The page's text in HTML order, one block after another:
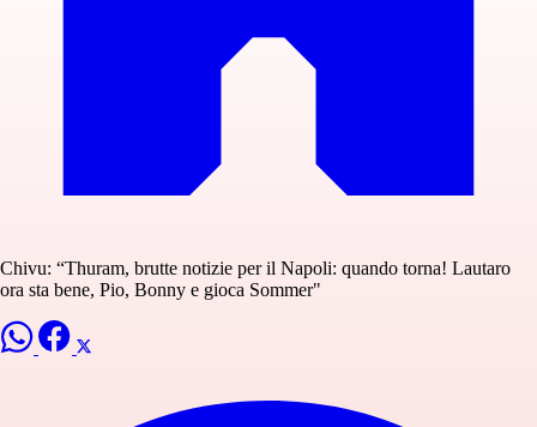
Chivu: “Thuram, brutte notizie per il Napoli: quando torna! Lautaro
ora sta bene, Pio, Bonny e gioca Sommer"